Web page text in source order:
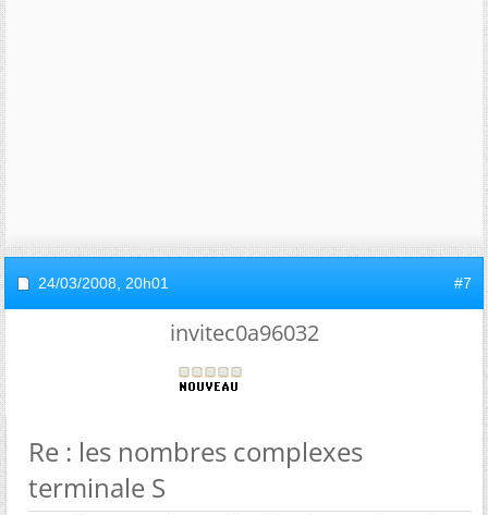
24/03/2008, 20h01 #7
invitec0a96032
Re : les nombres complexes
terminale S